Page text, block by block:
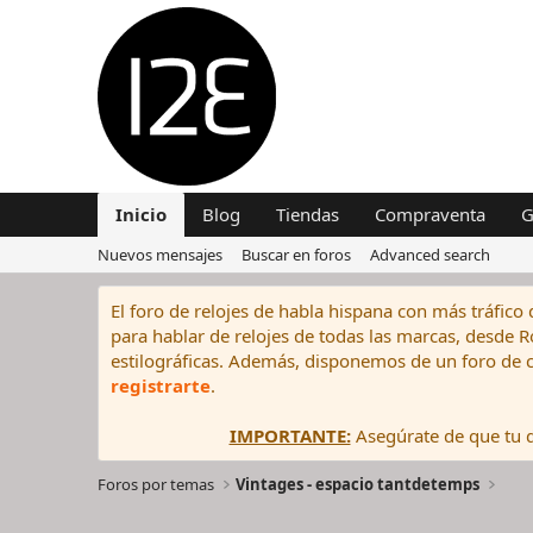
Inicio Blog Tiendas Compraventa
Nuevos mensajes Buscar en foros Advanced search
El foro de relojes de habla hispana con más
para hablar de relojes de todas las marcas, desde
estilográficas. Además, disponemos de un foro
registrarte.
IMPORTANTE:Asegúrate de que tu
Foros por temas Vintages - espacio tantdetemps